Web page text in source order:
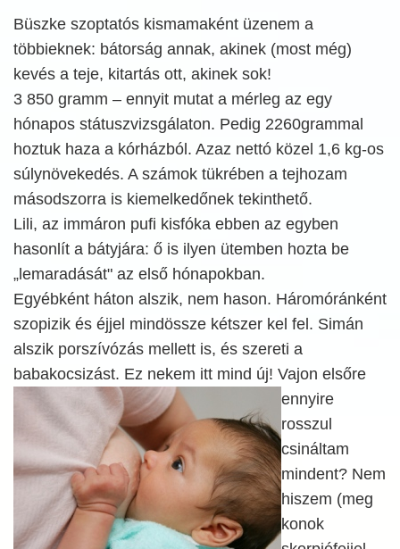
Büszke szoptatós kismamaként üzenem a
többieknek: bátorság annak, akinek (most még)
kevés a teje, kitartás ott, akinek sok!
3 850 gramm – ennyit mutat a mérleg az egy
hónapos státuszvizsgálaton. Pedig 2260grammal
hoztuk haza a kórházból. Azaz nettó közel 1,6 kg-os
súlynövekedés. A számok tükrében a tejhozam
másodszorra is kiemelkedőnek tekinthető.
Lili, az immáron pufi kisfóka ebben az egyben
hasonlít a bátyjára: ő is ilyen ütemben hozta be
„lemaradását" az első hónapokban.
Egyébként háton alszik, nem hason. Háromóránként
szopizik és éjjel mindössze kétszer kel fel. Simán
alszik porszívózás mellett is, és szereti a
babakocsizást. Ez nekem itt mind új! Vajon elsőre
ennyire
rosszul
csináltam
mindent? Nem
hiszem (meg
konok